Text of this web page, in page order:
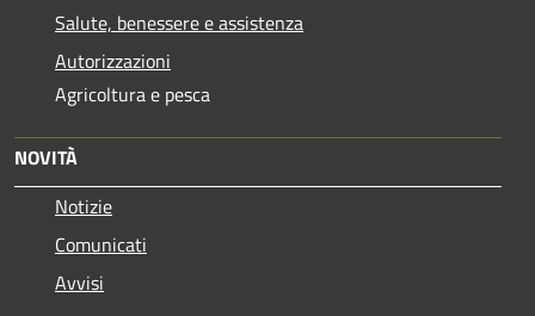
Salute, benessere e assistenza
Autorizzazioni
Agricoltura e pesca
NOVITÀ
Notizie
Comunicati
Avvisi